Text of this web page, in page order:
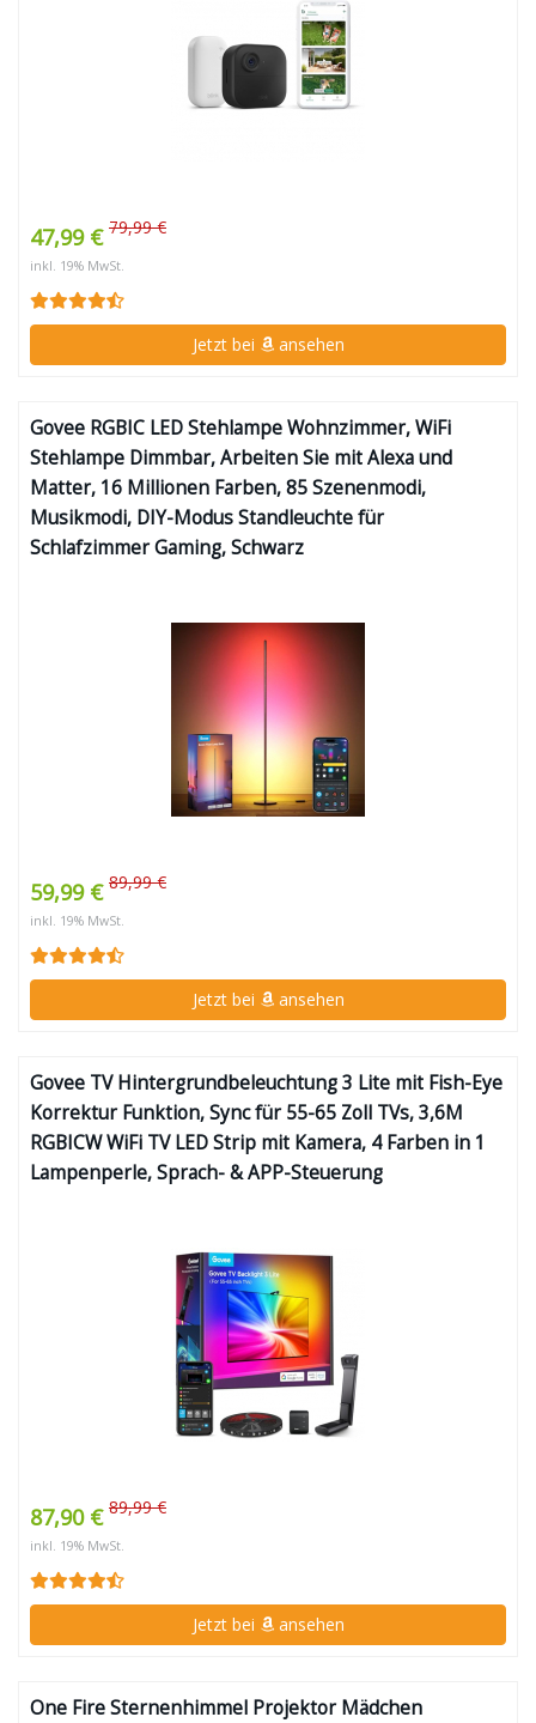
47,99 € 79,99 €
inkl. 19% MwSt.
Jetzt bei ansehen
Govee RGBIC LED Stehlampe Wohnzimmer, WiFi
Stehlampe Dimmbar, Arbeiten Sie mit Alexa und
Matter, 16 Millionen Farben, 85 Szenenmodi,
Musikmodi, DIY-Modus Standleuchte für
Schlafzimmer Gaming, Schwarz
59,99 € 89,99 €
inkl. 19% MwSt.
Jetzt bei ansehen
Govee TV Hintergrundbeleuchtung 3 Lite mit Fish-Eye
Korrektur Funktion, Sync für 55-65 Zoll TVs, 3,6M
RGBICW WiFi TV LED Strip mit Kamera, 4 Farben in 1
Lampenperle, Sprach- & APP-Steuerung
87,90 € 89,99 €
inkl. 19% MwSt.
Jetzt bei ansehen
One Fire Sternenhimmel Projektor Mädchen